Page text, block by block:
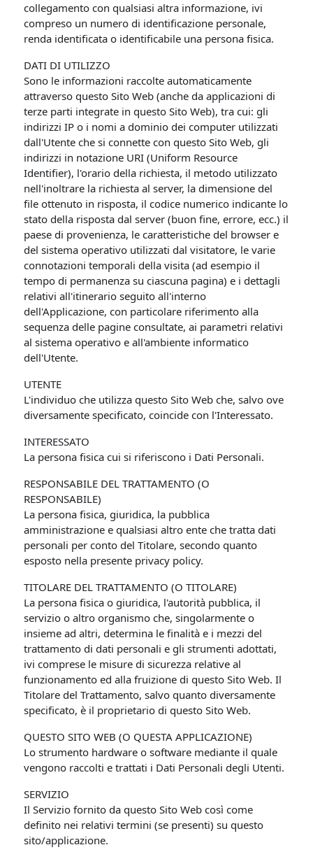
collegamento con qualsiasi altra informazione, ivi
compreso un numero di identificazione personale,
renda identificata o identificabile una persona fisica.
DATI DI UTILIZZO
Sono le informazioni raccolte automaticamente
attraverso questo Sito Web (anche da applicazioni di
terze parti integrate in questo Sito Web), tra cui: gli
indirizzi IP o i nomi a dominio dei computer utilizzati
dall'Utente che si connette con questo Sito Web, gli
indirizzi in notazione URI (Uniform Resource
Identifier), l'orario della richiesta, il metodo utilizzato
nell'inoltrare la richiesta al server, la dimensione del
file ottenuto in risposta, il codice numerico indicante lo
stato della risposta dal server (buon fine, errore, ecc.) il
paese di provenienza, le caratteristiche del browser e
del sistema operativo utilizzati dal visitatore, le varie
connotazioni temporali della visita (ad esempio il
tempo di permanenza su ciascuna pagina) e i dettagli
relativi all'itinerario seguito all'interno
dell'Applicazione, con particolare riferimento alla
sequenza delle pagine consultate, ai parametri relativi
al sistema operativo e all'ambiente informatico
dell'Utente.
UTENTE
L'individuo che utilizza questo Sito Web che, salvo ove
diversamente specificato, coincide con l'Interessato.
INTERESSATO
La persona fisica cui si riferiscono i Dati Personali.
RESPONSABILE DEL TRATTAMENTO (O
RESPONSABILE)
La persona fisica, giuridica, la pubblica
amministrazione e qualsiasi altro ente che tratta dati
personali per conto del Titolare, secondo quanto
esposto nella presente privacy policy.
TITOLARE DEL TRATTAMENTO (O TITOLARE)
La persona fisica o giuridica, l'autorità pubblica, il
servizio o altro organismo che, singolarmente o
insieme ad altri, determina le finalità e i mezzi del
trattamento di dati personali e gli strumenti adottati,
ivi comprese le misure di sicurezza relative al
funzionamento ed alla fruizione di questo Sito Web. Il
Titolare del Trattamento, salvo quanto diversamente
specificato, è il proprietario di questo Sito Web.
QUESTO SITO WEB (O QUESTA APPLICAZIONE)
Lo strumento hardware o software mediante il quale
vengono raccolti e trattati i Dati Personali degli Utenti.
SERVIZIO
Il Servizio fornito da questo Sito Web così come
definito nei relativi termini (se presenti) su questo
sito/applicazione.